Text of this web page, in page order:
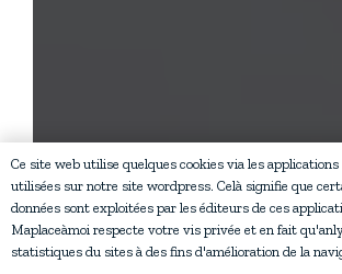
Ce site web utilise quelques cookies via les applications
utilisées sur notre site wordpress. Celà signifie que
données sont exploitées par les éditeurs de ces
Maplaceàmoi respecte votre vis privée et en fait
statistiques du sites à des fins d'amélioration de la